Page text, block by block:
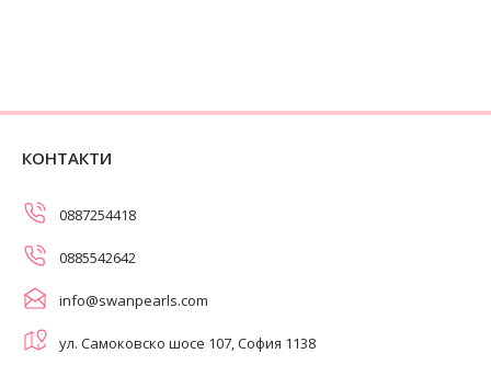
КОНТАКТИ
0887254418
0885542642
info@swanpearls.com
ул. Самоковско шосе 107, София 1138